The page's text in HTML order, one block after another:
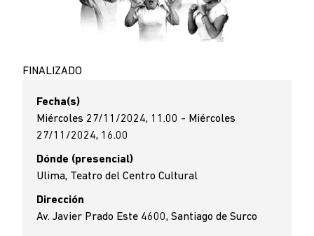
FINALIZADO
Fecha(s)
Miércoles 27/11/2024, 11.00 - Miércoles
27/11/2024, 16.00
Dónde (presencial)
Ulima, Teatro del Centro Cultural
Dirección
Av. Javier Prado Este 4600, Santiago de Surco